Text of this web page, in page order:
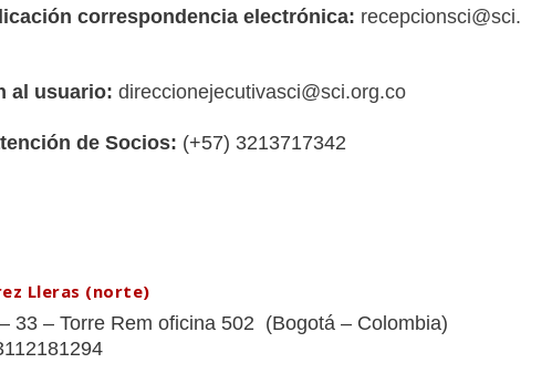
correspondencia electrónica: recepcionsci@sci.
al usuario: direccionejecutivasci@sci.org.co
de Socios: (+57) 3213717342
Lleras (norte)
33 – Torre Rem oficina 502 (Bogotá – Colombia)